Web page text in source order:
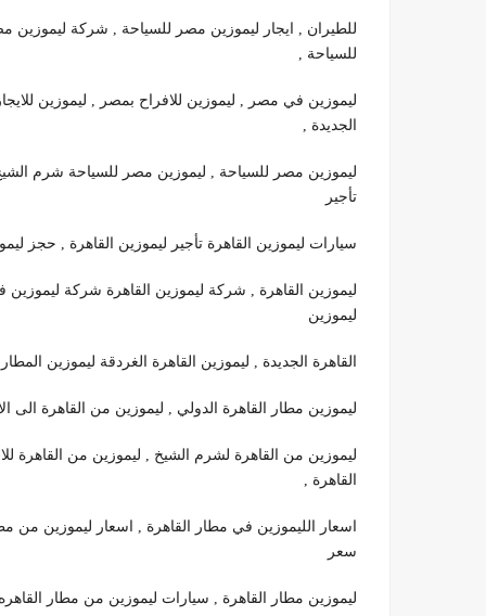
للطيران , ايجار ليموزين مصر للسياحة , شركة
للسياحة ,
ليموزين في مصر , ليموزين للافراح بمصر , ليموزين
الجديدة ,
ليموزين مصر للسياحة , ليموزين مصر للسياحة شرم
تأجير
سيارات ليموزين القاهرة تأجير ليموزين القاهرة , حجز
ليموزين القاهرة , شركة ليموزين القاهرة شركة ليموزين
ليموزين
القاهرة الجديدة , ليموزين القاهرة الغردقة ليموزين
ليموزين مطار القاهرة الدولي , ليموزين من القاهرة
ليموزين من القاهرة لشرم الشيخ , ليموزين من القاهرة
القاهرة ,
اسعار الليموزين في مطار القاهرة , اسعار ليموزين من
سعر
ليموزين مطار القاهرة , سيارات ليموزين من مطار